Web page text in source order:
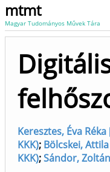
mtmt
Magyar Tudományos Művek Tára
Keresztes, Éva
KKK); Bölcskei,
KKK);Sándor,